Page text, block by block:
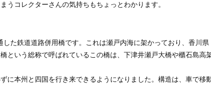
うコレクターさんの気持ちもちょっとわかります。
た鉄道道路併用橋です。これは瀬戸内海に架かっており、香川県
という総称で呼ばれているこの橋は、下津井瀬戸大橋や櫃石島高
に本州と四国を行き来できるようになりました。構造は、車で移